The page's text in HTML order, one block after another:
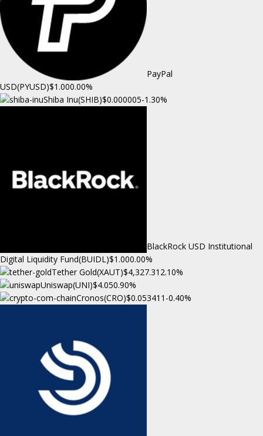
PayPal
USD(PYUSD)$1.000.00%
Shiba Inu(SHIB)$0.000005-1.30%
BlackRock USD Institutional
Digital Liquidity Fund(BUIDL)$1.000.00%
Tether Gold(XAUT)$4,327.31 2.10%
Uniswap(UNI)$4.050.90%
Cronos(CRO)$0.053411 -0.40%